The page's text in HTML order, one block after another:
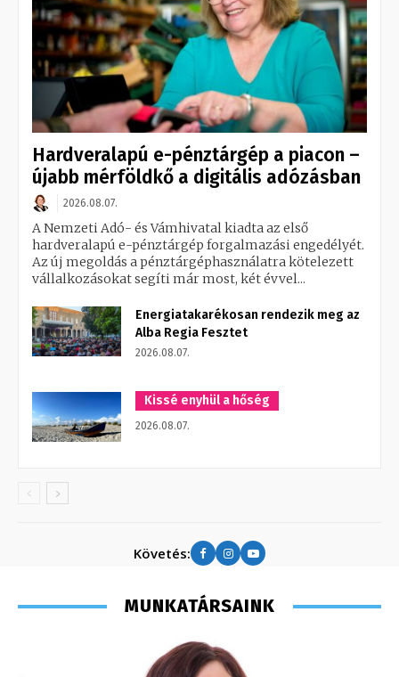
Hardveralapú e-pénztárgép a piacon –
újabb mérföldkő a digitális adózásban
2026.08.07.
A Nemzeti Adó- és Vámhivatal kiadta az első
hardveralapú e-pénztárgép forgalmazási engedélyét.
Az új megoldás a pénztárgéphasználatra kötelezett
vállalkozásokat segíti már most, két évvel...
Energiatakarékosan rendezik meg az
Alba Regia Fesztet
2026.08.07.
Kissé enyhül a hőség
2026.08.07.
Követés:
MUNKATÁRSAINK